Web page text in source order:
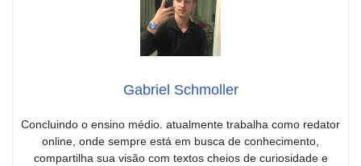
Gabriel Schmoller
Concluindo o ensino médio. atualmente trabalha como redator
online, onde sempre está em busca de conhecimento,
compartilha sua visão com textos cheios de curiosidade e